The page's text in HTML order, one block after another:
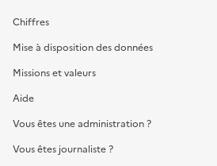
Chiffres
Mise à disposition des données
Missions et valeurs
Aide
Vous êtes une administration ?
Vous êtes journaliste ?